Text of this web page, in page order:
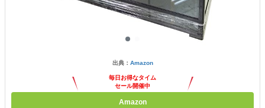
出典： Amazon
毎日お得なタイム
セール開催中
Amazon